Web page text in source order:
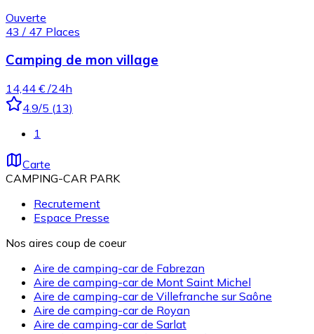
Ouverte
43 / 47 Places
Camping de mon village
14,44 € /24h
4.9/5 (13)
1
Carte
CAMPING-CAR PARK
Recrutement
Espace Presse
Nos aires coup de coeur
Aire de camping-car de Fabrezan
Aire de camping-car de Mont Saint Michel
Aire de camping-car de Villefranche sur Saône
Aire de camping-car de Royan
Aire de camping-car de Sarlat